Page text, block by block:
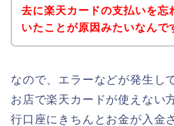
去に楽天カードの支払いを忘
いたことが原因みたいなんで
なので、エラーなどが発生し
お店で楽天カードが使えない
行口座にきちんとお金が入金